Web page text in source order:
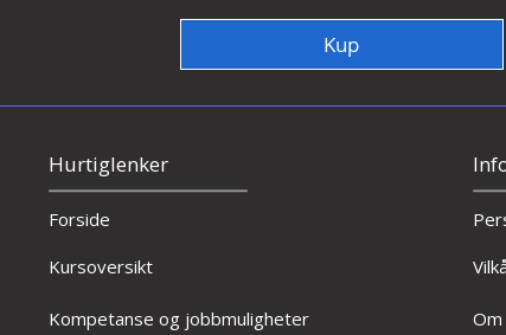
Kup
Hurtiglenker
Forside
Kursoversikt
Kompetanse og jobbmuligheter